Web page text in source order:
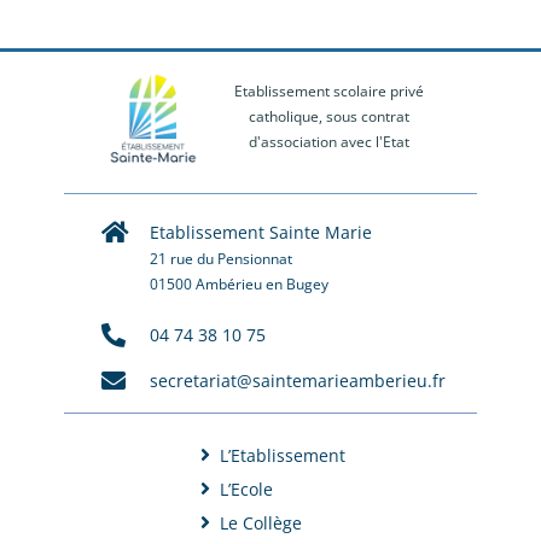
Etablissement scolaire privé
catholique, sous contrat
d'association avec l'Etat
Etablissement Sainte Marie
21 rue du Pensionnat
01500 Ambérieu en Bugey
04 74 38 10 75
secretariat@saintemarieamberieu.fr
L’Etablissement
L’Ecole
Le Collège